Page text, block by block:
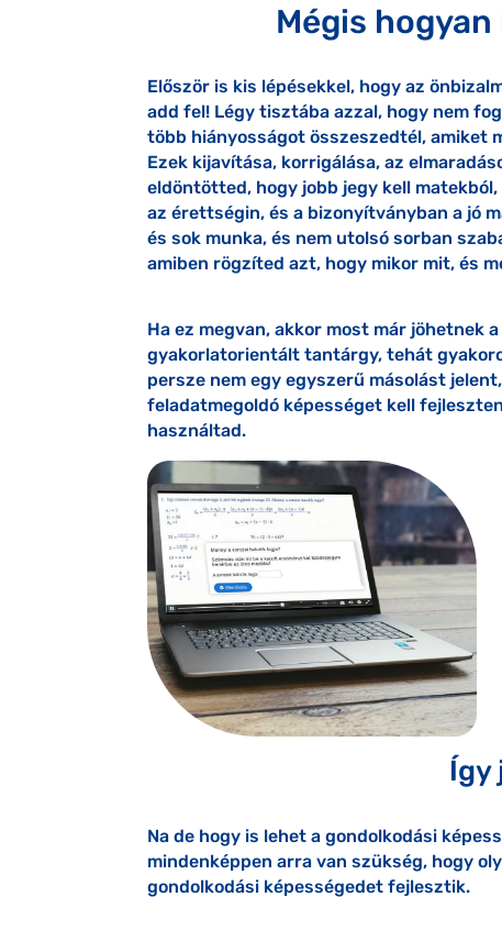
Mégis
Először is kis lépésekkel, hogy az
add fel! Légy tisztába azzal, hogy nem
több hiányosságot összeszedtél, amiket
Ezek kijavítása, korrigálása, az
eldöntötted, hogy jobb jegy kell
az érettségin, és a bizonyítványban a jó
és sok munka, és nem utolsó sorban
amiben rögzíted azt, hogy mikor mit, és
Ha ez megvan, akkor most már jöhetnek
gyakorlatorientált tantárgy, tehát
persze nem egy egyszerű másolást
feladatmegoldó képességet kell
használtad.
Így
Na de hogy is lehet a gondolkodási
mindenképpen arra van szükség, hogy
gondolkodási képességedet fejlesztik.